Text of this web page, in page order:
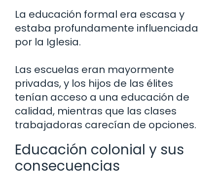
La educación formal era escasa y
estaba profundamente influenciada
por la Iglesia.
Las escuelas eran mayormente
privadas, y los hijos de las élites
tenían acceso a una educación de
calidad, mientras que las clases
trabajadoras carecían de opciones.
Educación colonial y sus
consecuencias